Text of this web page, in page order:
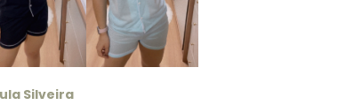
Silveira